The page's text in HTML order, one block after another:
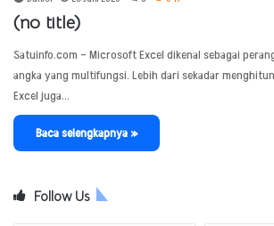
(no title)
Satuinfo.com – Microsoft Excel dikenal sebagai
angka yang multifungsi. Lebih dari sekadar
Excel juga…
Baca selengkapnya »
Follow Us